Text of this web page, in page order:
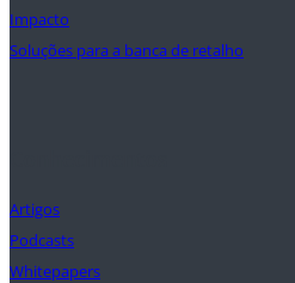
Impacto
Soluções para a banca de retalho
Artigos
Podcasts
Whitepapers